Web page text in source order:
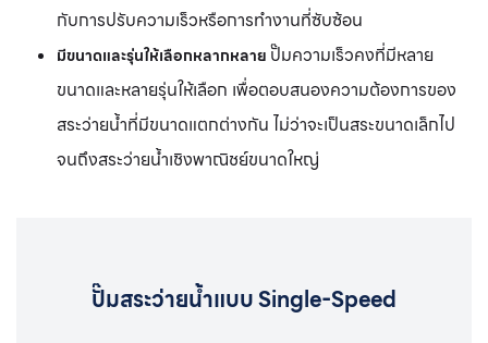
กับการปรับความเร็วหรือการทำงานที่ซับซ้อน
มีขนาดและรุ่นให้เลือกหลากหลายปั๊มความเร็วคงที่มีหลาย
ขนาดและหลายรุ่นให้เลือก เพื่อตอบสนองความต้องการของ
สระว่ายน้ำที่มีขนาดแตกต่างกัน ไม่ว่าจะเป็นสระขนาดเล็กไป
จนถึงสระว่ายน้ำเชิงพาณิชย์ขนาดใหญ่
ปั๊มสระว่ายน้ำแบบ Single-Speed